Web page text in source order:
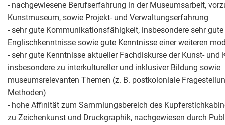
- nachgewiesene Berufserfahrung in der Museumsarbeit,
Kunstmuseum, sowie Projekt- und Verwaltungserfahrung
- sehr gute Kommunikationsfähigkeit, insbesondere sehr
Englischkenntnisse sowie gute Kenntnisse einer weiteren
- sehr gute Kenntnisse aktueller Fachdiskurse der Kunst- und
insbesondere zu interkultureller und inklusiver Bildung sowie
museumsrelevanten Themen (z. B. postkoloniale
Methoden)
- hohe Affinität zum Sammlungsbereich des
zu Zeichenkunst und Druckgraphik, nachgewiesen durch